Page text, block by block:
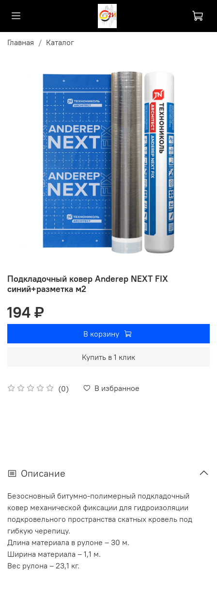
Главная Каталог
Подкладочный ковер Anderep NEXT FIX
синий+разметка м2
(0) В избранное
194 ₽
В корзину
Купить в 1 клик
Описание
Безосновный битумно-полимерный подкладочный
ковер механической фиксации для гидроизоляции
подкровельного пространства скатных кровель под
гибкую черепицу.
Длина материала в рулоне – 30 м.
Ширина материала – 1,1 м.
Вес рулона – 23,1 кг.